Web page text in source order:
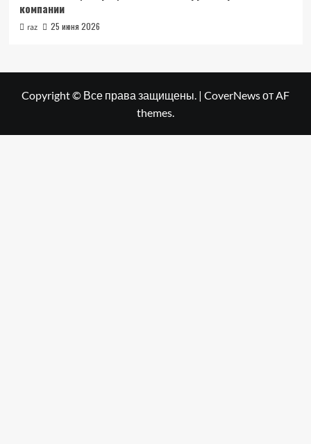
компании
raz 25 июня 2026
Copyright © Все права защищены. | CoverNewsот AF
themes.